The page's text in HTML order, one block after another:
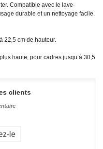
Compatible avec le lave-
durable et un nettoyage facile.
22,5 cm de hauteur.
haute, pour cadres jusqu’à 30,5
clients
le